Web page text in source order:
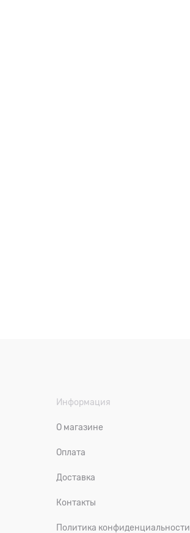
Информация
О магазине
Оплата
Доставка
Контакты
Политика конфиденциальности